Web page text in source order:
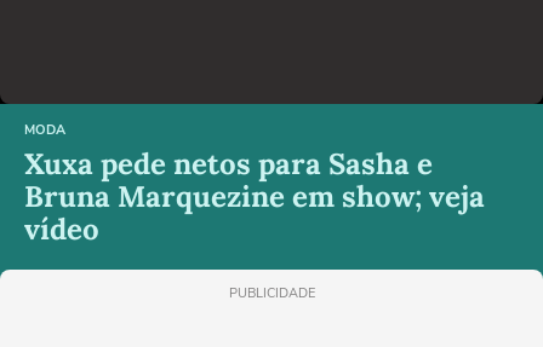
MODA
Xuxa pede netos para Sasha e
Bruna Marquezine em show; veja
vídeo
PUBLICIDADE